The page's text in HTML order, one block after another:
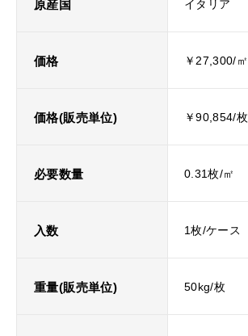
原産国 イタリア
価格 ￥27,300/㎡
価格(販売単位) ￥90,854/枚
必要数量 0.31枚/㎡
入数 1枚/ケース
重量(販売単位) 50kg/枚